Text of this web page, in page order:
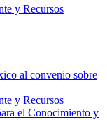
y Recursos
al convenio sobre
y Recursos
el Conocimiento y